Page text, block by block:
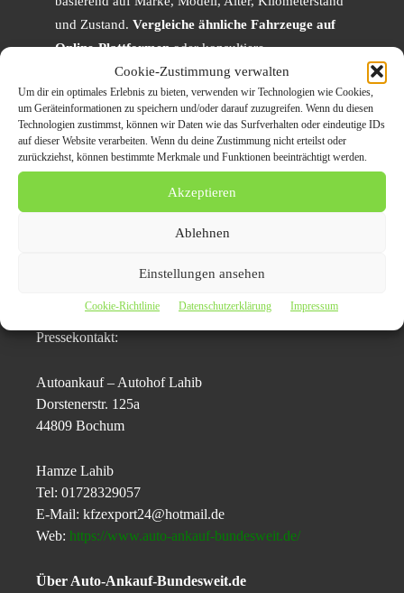
Cookie-Zustimmung verwalten
Um dir ein optimales Erlebnis zu bieten, verwenden wir Technologien wie Cookies,
um Geräteinformationen zu speichern und/oder darauf zuzugreifen. Wenn du diesen
Technologien zustimmst, können wir Daten wie das Surfverhalten oder eindeutige IDs
auf dieser Website verarbeiten. Wenn du deine Zustimmung nicht erteilst oder
zurückziehst, können bestimmte Merkmale und Funktionen beeinträchtigt werden.
Akzeptieren
Ablehnen
Einstellungen ansehen
Cookie-Richtlinie Datenschutzerklärung Impressum
und Zustand. Vergleiche ähnliche Fahrzeuge auf
Online-Plattformenoder konsultiere
Fahrzeugbewertungsseiten, um eine Vorstellung von
einem angemessenen Verkaufspreis zu bekommen.
Indem du diese Tipps befolgst und dein Auto gründlich
reinigst, reparierst und alle relevanten Informationen
Ulm steht dir zur Seite und bietet einen professionellen
uns und erhalte ein unverbindliches Angebot für den
Pressekontakt:
Autoankauf – Autohof Lahib
Dorstenerstr. 125a
44809 Bochum
Hamze Lahib
Tel: 01728329057
E-Mail: kfzexport24@hotmail.de
Web: https://www.auto-ankauf-bundesweit.de/
Über Auto-Ankauf-Bundesweit.de